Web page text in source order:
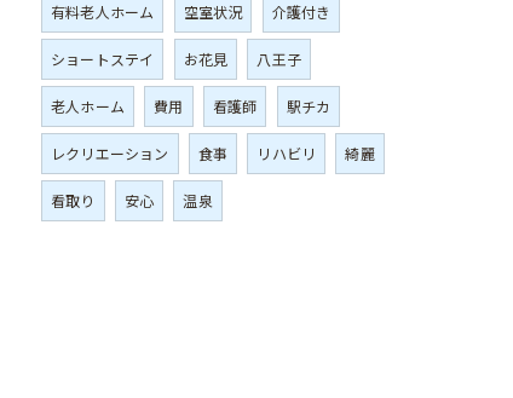
有料老人ホーム 空室状況 介護付き
ショートステイ お花見 八王子
老人ホーム 費用 看護師 駅チカ
レクリエーション 食事 リハビリ 綺麗
看取り 安心 温泉